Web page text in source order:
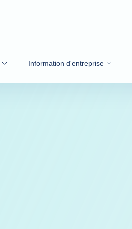
Information d'entreprise